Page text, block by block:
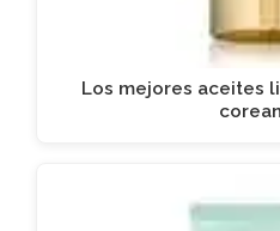
Los mejores aceites